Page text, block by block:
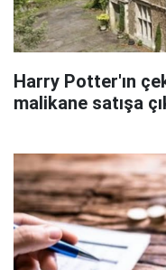
Harry Potter'ın
malikane satışa